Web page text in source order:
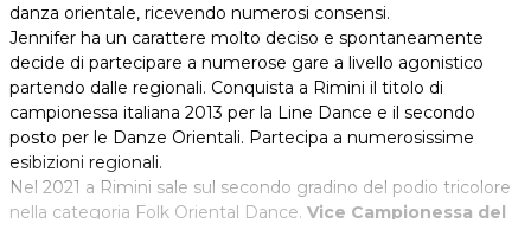
danza orientale, ricevendo numerosi consensi.
Jennifer ha un carattere molto deciso e spontaneamente
decide di partecipare a numerose gare a livello agonistico
partendo dalle regionali. Conquista a Rimini il titolo di
campionessa italiana 2013 per la Line Dance e il secondo
posto per le Danze Orientali. Partecipa a numerosissime
esibizioni regionali.
Nel 2021 a Rimini sale sul secondo gradino del podio tricolore
nella categoria Folk Oriental Dance. Vice Campionessa del